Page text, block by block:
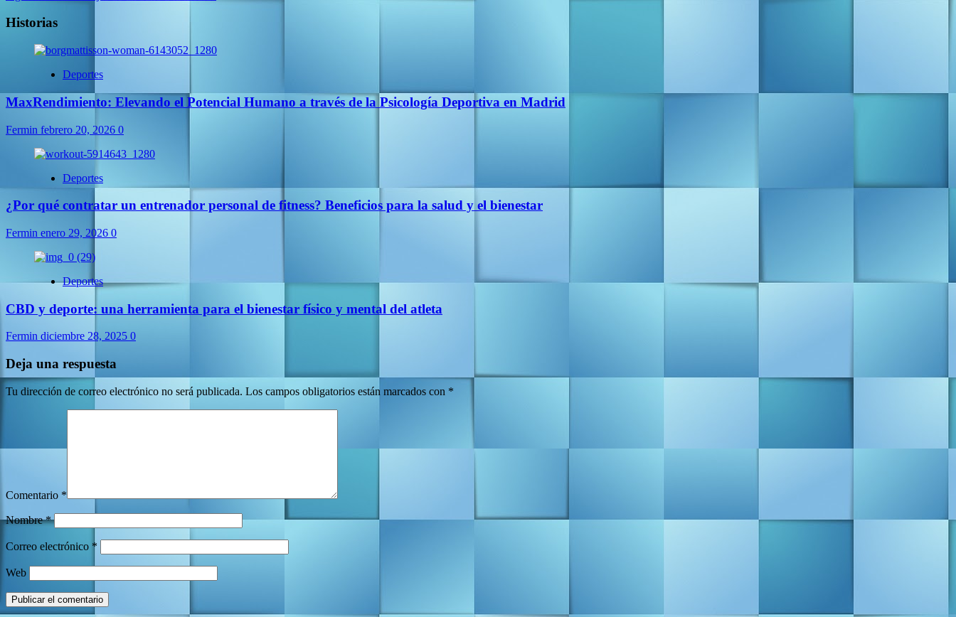
Historias
Deportes
MaxRendimiento: Elevando el Potencial Humano a través de la Psicología Deportiva en Madrid
Fermin febrero 20, 2026 0
Deportes
¿Por qué contratar un entrenador personal de fitness? Beneficios para la salud y el bienestar
Fermin enero 29, 2026 0
Deportes
CBD y deporte: una herramienta para el bienestar físico y mental del atleta
Fermin diciembre 28, 2025 0
Deja una respuesta
Tu dirección de correo electrónico no será publicada. Los campos obligatorios están marcados con *
Comentario *
Nombre*
Correo electrónico *
Web